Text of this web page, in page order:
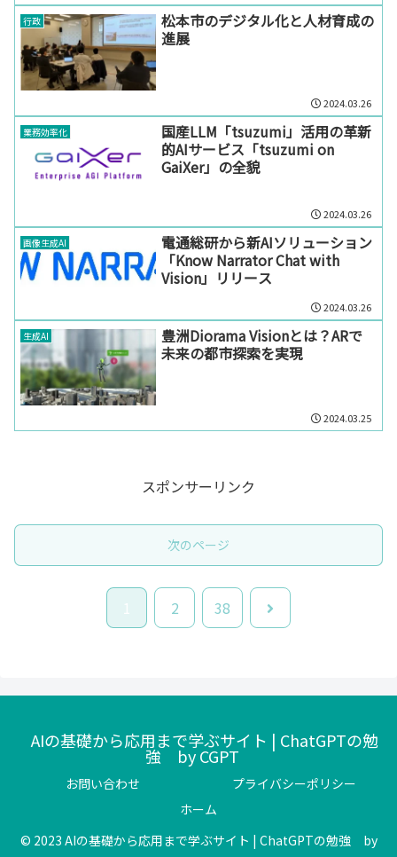
行政
松本市のデジタル化と人材育成の
進展
2024.03.26
業務効率化
国産LLM「tsuzumi」活用の革新
的AIサービス「tsuzumi on
GaiXer」の全貌
2024.03.26
画像生成AI
電通総研から新AIソリューション
「Know Narrator Chat with
Vision」リリース
2024.03.26
生成AI
豊洲Diorama Visionとは？ARで
未来の都市探索を実現
2024.03.25
スポンサーリンク
次のページ
1 2 38
次
AIの基礎から応用まで学ぶサイト | ChatGPTの勉
強 by CGPT
お問い合わせ
プライバシーポリシー
ホーム
© 2023 AIの基礎から応用まで学ぶサイト | ChatGPTの勉強 by